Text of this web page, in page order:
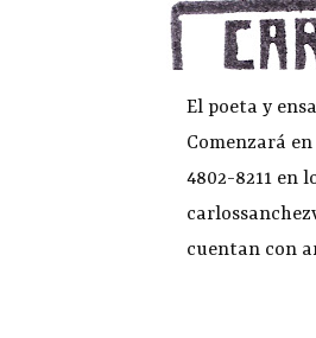
El poeta y
Comenzará
4802-8211 en
cuentan con